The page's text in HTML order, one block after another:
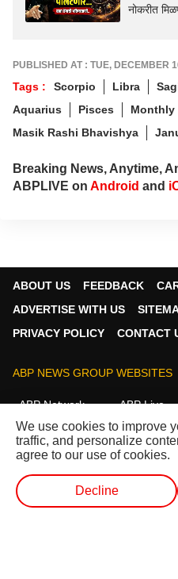
नोकरीत
PUBLISHED AT : TUE, DECEMBER
Tags : Scorpio Libra
Aquarius
Pisces
Monthly
Masik Rashi Bhavishya
Breaking News, Anytime,
ABPLIVE on Android and
ABOUT US FEEDBACK
ADVERTISE WITH US
PRIVACY POLICY
CONTACT
ABP NEWS GROUP WEBSITES
ABP Network ABP Live
ABP আনন্দ
ABP माझा
ABP Ganga
ABP ਸਾਂਝਾ
FOLLOW US
We use cookies to improve
traffic, and personalize
agree to our use of cookies.
Decline